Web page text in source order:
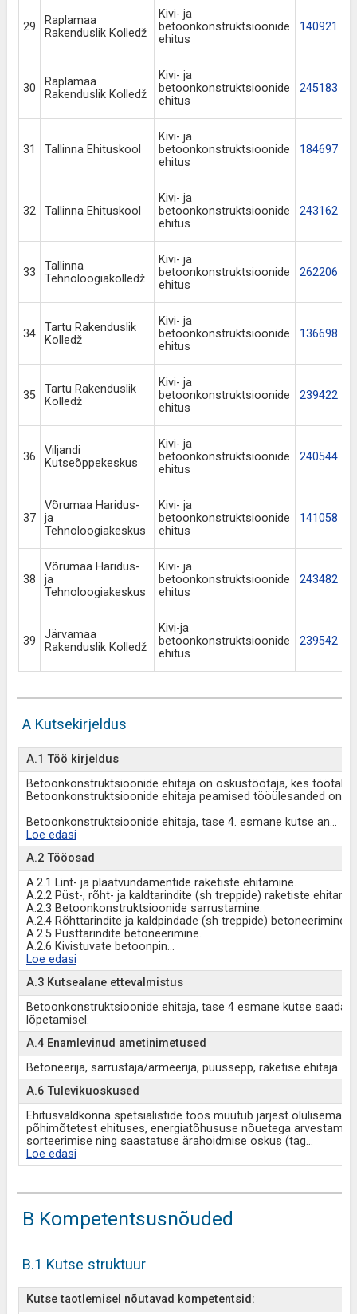
29
Raplamaa
Rakenduslik Kolledž
Kivi- ja
betoonkonstruktsioonide
ehitus
140921
30
Raplamaa
Rakenduslik Kolledž
Kivi- ja
betoonkonstruktsioonide
ehitus
245183
31 Tallinna Ehituskool
Kivi- ja
betoonkonstruktsioonide
ehitus
184697
32 Tallinna Ehituskool
Kivi- ja
betoonkonstruktsioonide
ehitus
243162
33
Tallinna
Tehnoloogiakolledž
Kivi- ja
betoonkonstruktsioonide
ehitus
262206
34
Tartu Rakenduslik
Kolledž
Kivi- ja
betoonkonstruktsioonide
ehitus
136698
35
Tartu Rakenduslik
Kolledž
Kivi- ja
betoonkonstruktsioonide
ehitus
239422
36
Viljandi
Kutseõppekeskus
Kivi- ja
betoonkonstruktsioonide
ehitus
240544
37
Võrumaa Haridus-
ja
Tehnoloogiakeskus
Kivi- ja
betoonkonstruktsioonide
ehitus
141058
38
Võrumaa Haridus-
ja
Tehnoloogiakeskus
Kivi- ja
betoonkonstruktsioonide
ehitus
243482
39
Järvamaa
Rakenduslik Kolledž
Kivi-ja
betoonkonstruktsioonide
ehitus
239542
A Kutsekirjeldus
A.1 Töö kirjeldus
Betoonkonstruktsioonide ehitaja on oskustöötaja, kes töötab
Betoonkonstruktsioonide ehitaja peamised tööülesanded on
Betoonkonstruktsioonide ehitaja, tase 4. esmane kutse an...
Loe edasi
A.2 Tööosad
A.2.1 Lint- ja plaatvundamentide raketiste ehitamine.
A.2.2 Püst-, rõht- ja kaldtarindite (sh treppide) raketiste
A.2.3 Betoonkonstruktsioonide sarrustamine.
A.2.4 Rõhttarindite ja kaldpindade (sh treppide) betoneerimine.
A.2.5 Püsttarindite betoneerimine.
A.2.6 Kivistuvate betoonpin...
Loe edasi
A.3 Kutsealane ettevalmistus
Betoonkonstruktsioonide ehitaja, tase 4 esmane kutse
lõpetamisel.
A.4 Enamlevinud ametinimetused
Betoneerija, sarrustaja/armeerija, puussepp, raketise ehitaja.
A.6 Tulevikuoskused
Ehitusvaldkonna spetsialistide töös muutub järjest
põhimõtetest ehituses, energiatõhususe nõuetega
sorteerimise ning saastatuse ärahoidmise oskus (tag...
Loe edasi
B Kompetentsusnõuded
B.1 Kutse struktuur
Kutse taotlemisel nõutavad kompetentsid: